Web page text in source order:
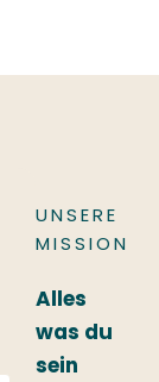
UNSERE
MISSION
Alles
was du
sein